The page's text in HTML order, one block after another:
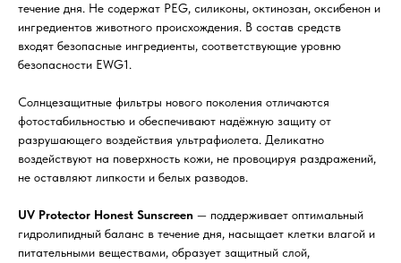
течение дня. Не содержат PEG, силиконы, октинозан, оксибенон и
ингредиентов животного происхождения. В состав средств
входят безопасные ингредиенты, соответствующие уровню
безопасности EWG1.
Солнцезащитные фильтры нового поколения отличаются
фотостабильностью и обеспечивают надёжную защиту от
разрушающего воздействия ультрафиолета. Деликатно
воздействуют на поверхность кожи, не провоцируя раздражений,
не оставляют липкости и белых разводов.
UV Protector Honest Sunscreen — поддерживает оптимальный
гидролипидный баланс в течение дня, насыщает клетки влагой и
питательными веществами, образует защитный слой,